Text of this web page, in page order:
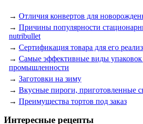
→ Отличия конвертов для
→ Причины популярности
nutribullet
→ Сертификация товара для его
→ Самые эффективные виды
промышленности
→ Заготовки на зиму
→ Вкусные пироги, приготовленные
→ Преимущества тортов под заказ
Интересные рецепты